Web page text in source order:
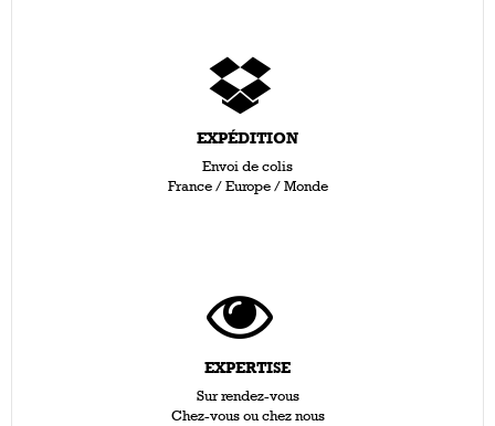
EXPÉDITION
Envoi de colis
France / Europe / Monde
EXPERTISE
Sur rendez-vous
Chez-vous ou chez nous